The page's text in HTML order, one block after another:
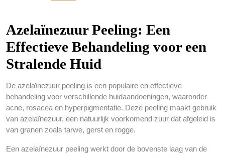
Azelaïnezuur Peeling: Een
Effectieve Behandeling voor een
Stralende Huid
De azelaïnezuur peeling is een populaire en effectieve
behandeling voor verschillende huidaandoeningen, waaronder
acne, rosacea en hyperpigmentatie. Deze peeling maakt gebruik
van azelaïnezuur, een natuurlijk voorkomend zuur dat afgeleid is
van granen zoals tarwe, gerst en rogge.
Een azelaïnezuur peeling werkt door de bovenste laag van de